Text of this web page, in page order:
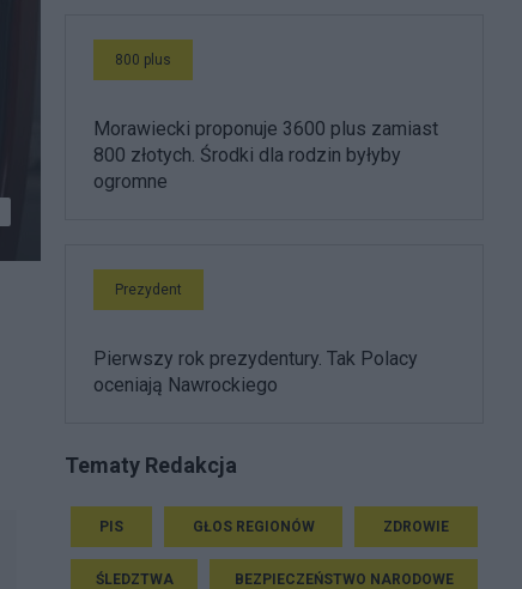
800 plus
Morawiecki proponuje 3600 plus zamiast
800 złotych. Środki dla rodzin byłyby
ogromne
Prezydent
Pierwszy rok prezydentury. Tak Polacy
oceniają Nawrockiego
Tematy Redakcja
PIS GŁOS REGIONÓW ZDROWIE
ŚLEDZTWA BEZPIECZEŃSTWO NARODOWE